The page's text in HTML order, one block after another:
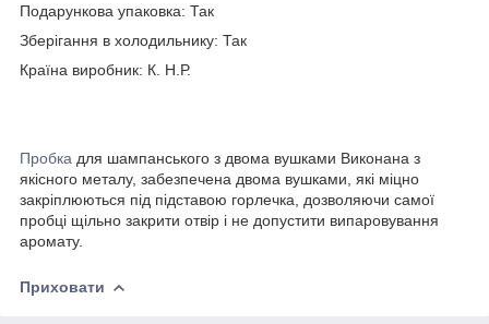
Подарункова упаковка: Так
Зберігання в холодильнику: Так
Країна виробник: К. Н.Р.
Пробка для шампанського з двома вушками Виконана з
якісного металу, забезпечена двома вушками, які міцно
закріплюються під підставою горлечка, дозволяючи самої
пробці щільно закрити отвір і не допустити випаровування
аромату.
Приховати